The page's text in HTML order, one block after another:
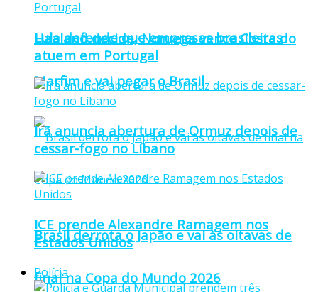
Haaland decide, Noruega vence Costa do
Marfim e vai pegar o Brasil
Brasil derrota o Japão e vai às oitavas de
final na Copa do Mundo 2026
Lula defende que empresas brasileiras
atuem em Portugal
Irã anuncia abertura de Ormuz depois de
cessar-fogo no Líbano
ICE prende Alexandre Ramagem nos
Estados Unidos
Polícia